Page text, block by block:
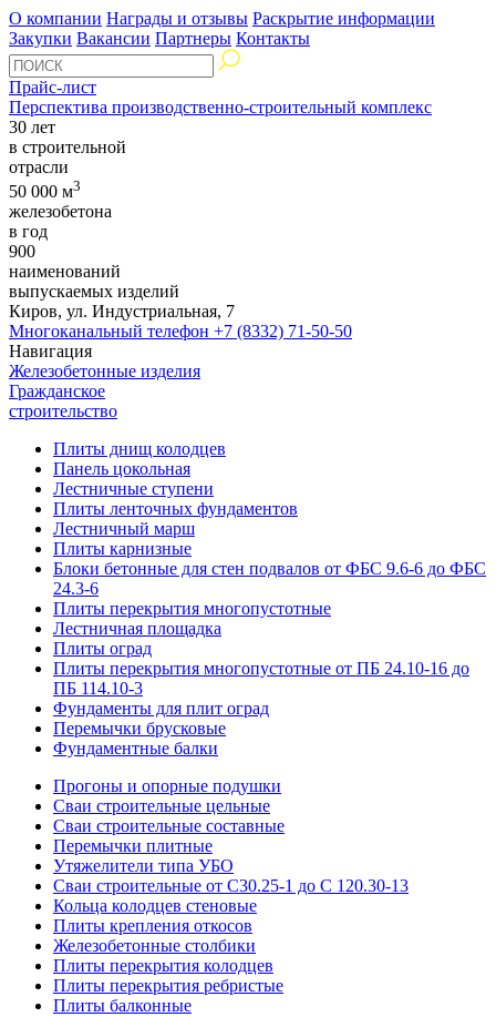
О компании Награды и отзывы Раскрытие информации
Закупки Вакансии Партнеры Контакты
Прайс-лист
Перспектива производственно-строительный комплекс
30 лет
в строительной
отрасли
50 000 м3
железобетона
в год
900
наименований
выпускаемых изделий
Киров, ул. Индустриальная, 7
Многоканальный телефон +7 (8332) 71-50-50
Навигация
Железобетонные изделия
Гражданское
строительство
Плиты днищ колодцев
Панель цокольная
Лестничные ступени
Плиты ленточных фундаментов
Лестничный марш
Плиты карнизные
Блоки бетонные для стен подвалов от ФБС 9.6-6 до ФБС
24.3-6
Плиты перекрытия многопустотные
Лестничная площадка
Плиты оград
Плиты перекрытия многопустотные от ПБ 24.10-16 до
ПБ 114.10-3
Фундаменты для плит оград
Перемычки брусковые
Фундаментные балки
Прогоны и опорные подушки
Сваи строительные цельные
Сваи строительные составные
Перемычки плитные
Утяжелители типа УБО
Сваи строительные от С30.25-1 до С 120.30-13
Кольца колодцев стеновые
Плиты крепления откосов
Железобетонные столбики
Плиты перекрытия колодцев
Плиты перекрытия ребристые
Плиты балконные